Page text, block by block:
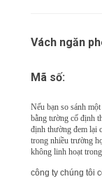
Vách ngăn
Mã số:
Nếu bạn so sánh
bằng tường cố định
định thường đem lại
trong nhiều trường
không linh hoạt
công ty chúng tôi